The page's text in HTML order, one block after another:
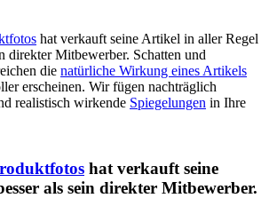
hat verkauft seine Artikel in aller Regel
direkter Mitbewerber. Schatten und
die natürliche Wirkung eines Artikels
erscheinen. Wir fügen nachträglich
realistisch wirkende Spiegelungen in Ihre
hat verkauft seine
als sein direkter Mitbewerber.